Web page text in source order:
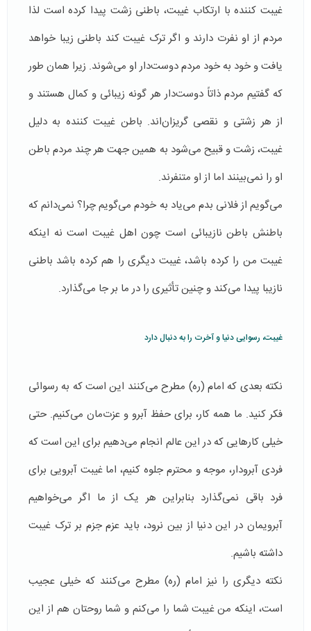
غیبت کننده با ارتکاب غیبت، باطنی زشت پیدا کرده است لذا
مردم از او نفرت دارند و اگر ترک غیبت کند باطنی زیبا خواهد
یافت و خود به خود مردم دوست‌دار او می‌شوند. زیرا همان طور
که گفتیم مردم ذاتاً دوست‌دار هر گونه زیبائی و کمال هستند و
از هر زشتی و نقصی گریزان‌اند. باطن غیبت کننده به دلیل
غیبت، زشت و قبیح می‌شود به همین جهت هر چند مردم باطن
او را نمی‌بینند اما از او متنفرند.
می‌گویم از فلانی بدم می‌یاد به خودم می‌گویم چرا؟ نمی‌دانم که
باطنش باطن نازیبائی است چون اهل غیبت است نه اینکه
غیبت من را کرده باشد، غیبت دیگری را هم کرده باشد باطنی
نازیبا پیدا می‌کند و چنین تأثیری را در ما بر جا می‌گذارد.
غیبت، رسوایی دنیا و آخرت را به دنبال دارد
نکته‌ بعدی که امام (ره) مطرح می‌کنند این است که به رسوائی
فکر کنید. ما همه کار، برای حفظ آبرو و عزت‌مان می‌کنیم. حتی
خیلی کارهایی که در این عالم انجام می‌دهیم برای این است که
فردی آبرودار، موجه و محترم جلوه کنیم، اما غیبت آبرویی برای
فرد باقی نمی‌گذارد بنابراین هر یک از ما اگر می‌خواهیم
آبرویمان در این دنیا از بین نرود، باید عزم جزم بر ترک غیبت
داشته باشیم.
نکته‌ دیگری را نیز امام (ره) مطرح می‌کنند که خیلی عجیب
است، اینکه من غیبت شما را می‌کنم و شما روحتان هم از این